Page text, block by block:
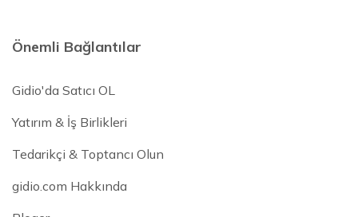
Önemli Bağlantılar
Gidio'da Satıcı OL
Yatırım & İş Birlikleri
Tedarikçi & Toptancı Olun
gidio.com Hakkında